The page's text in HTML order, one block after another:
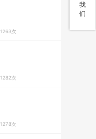
我
们
1263次
1282次
1278次